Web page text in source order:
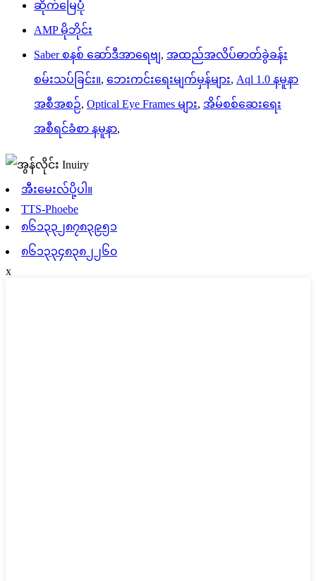
ဆိုက်မြေပုံ
AMP မိုဘိုင်း
Saber စနစ် ဆော်ဒီအာရေဗျ, အထည်အလိပ်ဓာတ်ခွဲခန်း
စမ်းသပ်ခြင်း။, ဘေးကင်းရေးမျက်မှန်များ, Aql 1.0 နမူနာ
အစီအစဉ်, Optical Eye Frames များ, အိမ်စစ်ဆေးရေး
အစီရင်ခံစာ နမူနာ,
အီးမေးလ်ပို့ပါ။
TTS-Phoebe
၈၆၁၃၃၂၈၇၈၃၉၅၁
၈၆၁၃၃၄၈၃၈၂၂၆၀
x